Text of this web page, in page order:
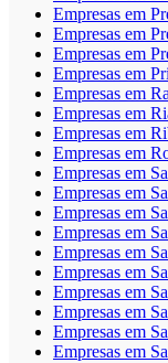
Empresas em
Empresas em
Empresas em
Empresas em
Empresas em
Empresas em
Empresas em
Empresas em
Empresas em
Empresas em
Empresas em
Empresas em
Empresas em
Empresas em
Empresas em
Empresas em
Empresas em
Empresas em